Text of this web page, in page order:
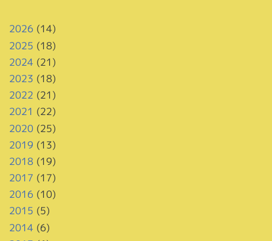
2026 (14)
2025 (18)
2024 (21)
2023 (18)
2022 (21)
2021 (22)
2020(25)
2019 (13)
2018 (19)
2017 (17)
2016 (10)
2015 (5)
2014 (6)